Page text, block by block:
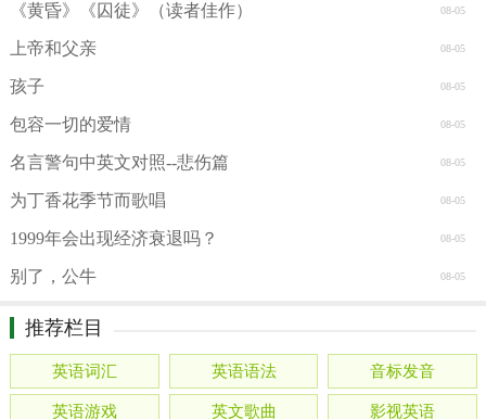
08-05
《黄昏》《囚徒》（读者佳作）
08-05
上帝和父亲
08-05
孩子
08-05
包容一切的爱情
08-05
名言警句中英文对照--悲伤篇
08-05
为丁香花季节而歌唱
08-05
1999年会出现经济衰退吗？
08-05
别了，公牛
推荐栏目
英语词汇 英语语法 音标发音
英语游戏 英文歌曲 影视英语